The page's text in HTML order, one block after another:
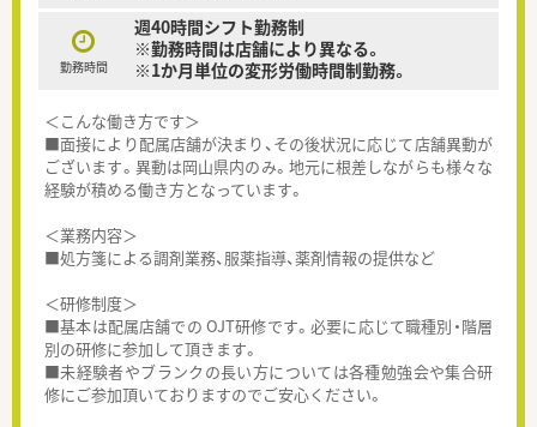
勤務時間
週40時間シフト勤務制
※勤務時間は店舗により異なる。
※1か月単位の変形労働時間制勤務。
＜こんな働き方です＞
■面接により配属店舗が決まり、その後状況に応じて店舗異動が
ございます。異動は岡山県内のみ。地元に根差しながらも様々な
経験が積める働き方となっています。
＜業務内容＞
■処方箋による調剤業務、服薬指導、薬剤情報の提供など
＜研修制度＞
■基本は配属店舗での OJT研修です。必要に応じて職種別・階層
別の研修に参加して頂きます。
■未経験者やブランクの長い方については各種勉強会や集合研
修にご参加頂いておりますのでご安心ください。